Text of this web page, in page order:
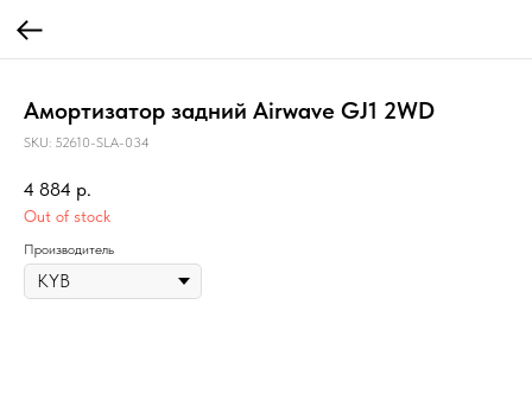
Амортизатор задний Airwave GJ1 2WD
SKU: 52610-SLA-034
4 884 р.
Out of stock
Производитель